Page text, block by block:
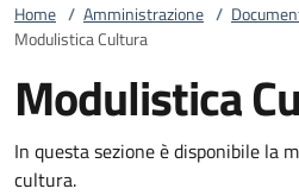
Home / Amministrazione /
Modulistica Cultura
Modulistica
In questa sezione è disponibile la
cultura.